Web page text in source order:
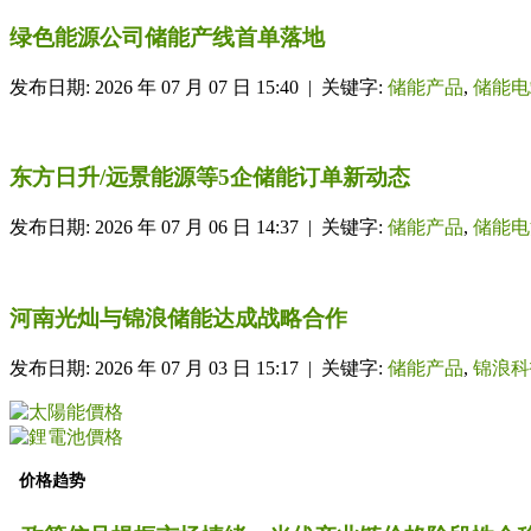
绿色能源公司储能产线首单落地
发布日期: 2026 年 07 月 07 日 15:40 | 关键字: 储能产品, 储能
东方日升/远景能源等5企储能订单新动态
发布日期: 2026 年 07 月 06 日 14:37 | 关键字: 储能产品, 储能
河南光灿与锦浪储能达成战略合作
发布日期: 2026 年 07 月 03 日 15:17 | 关键字: 储能产品, 锦浪
价格趋势